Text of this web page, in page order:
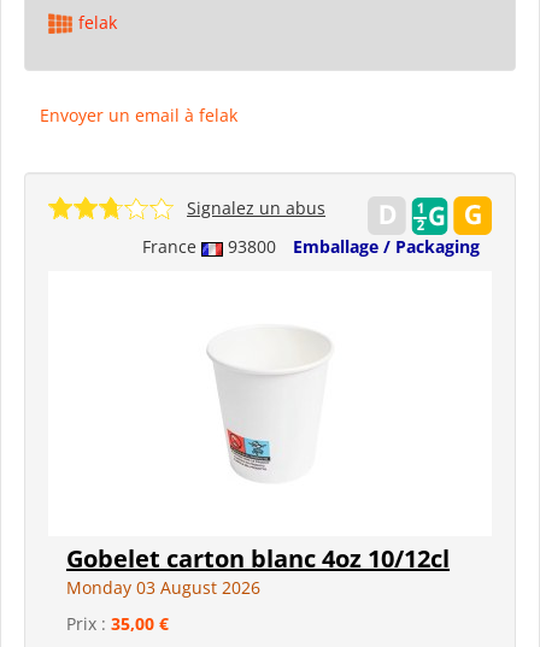
felak
Envoyer un email à felak
France 93800 Emballage / Packaging
Signalez un abus
Gobelet carton blanc 4oz 10/12cl
Monday 03 August 2026
Prix : 35,00 €